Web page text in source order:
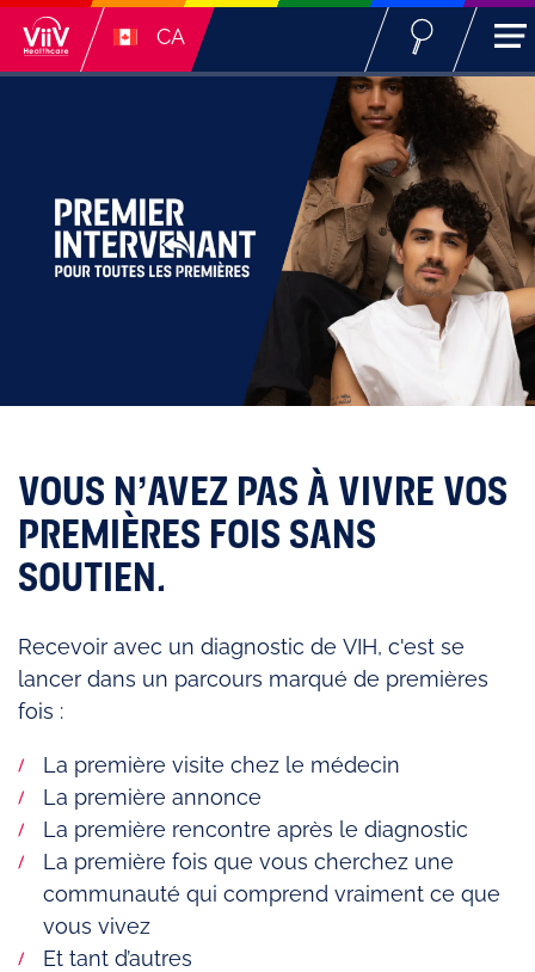
CA
VOUS N’AVEZ PAS À VIVRE VOS
PREMIÈRES FOIS SANS
SOUTIEN.
Recevoir avec un diagnostic de VIH, c'est se
lancer dans un parcours marqué de premières
fois :
La première visite chez le médecin
La première annonce
La première rencontre après le diagnostic
La première fois que vous cherchez une
communauté qui comprend vraiment ce que
vous vivez
Et tant d’autres